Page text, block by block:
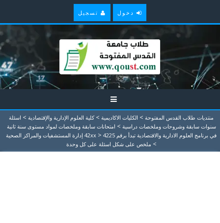
دخول تسجيل
منتديات طلاب القدس المفتوحة > الكليات الاكاديمية > كلية العلوم الإدارية والإقتصادية > اسئلة
سنوات سابقة وشروحات وملخصات دراسية > امتحانات سابقة وملخصات لمواد مستوى سنة ثانية
في برنامج العلوم الادارية والاقتصادية تبدأ برقم 42xx
> 4225 إدارة المستشفيات والمراكز الصحية
> ملخص على شكل اسئلة على كل وحدة